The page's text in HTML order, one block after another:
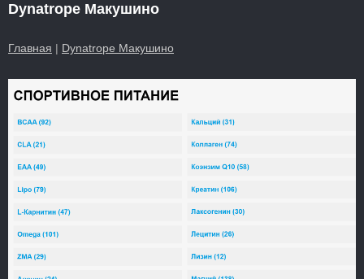
Dynatrope Макушино
Главная | Dynatrope Макушино